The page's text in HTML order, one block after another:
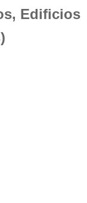
Edificios